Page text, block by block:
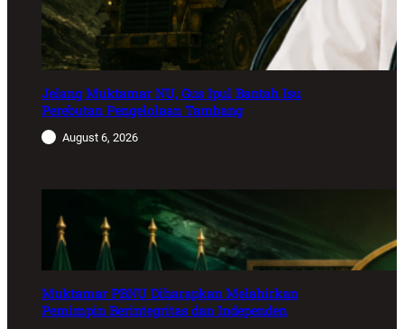
Jelang Muktamar NU, Gus Ipul Bantah Isu
Perebutan Pengelolaan Tambang
August 6, 2026
Muktamar PBNU Diharapkan Melahirkan
Pemimpin Berintegritas dan Independen